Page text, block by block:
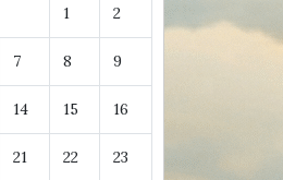
1 2
7 8 9
14 15 16
21 22 23